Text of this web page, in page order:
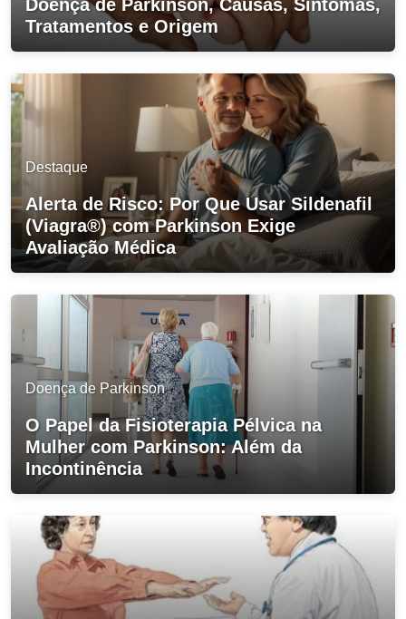
Doença de Parkinson, Causas, Sintomas,
Tratamentos e Origem
Destaque
Alerta de Risco: Por Que Usar Sildenafil
(Viagra®) com Parkinson Exige
Avaliação Médica
Doença de Parkinson
O Papel da Fisioterapia Pélvica na
Mulher com Parkinson: Além da
Incontinência